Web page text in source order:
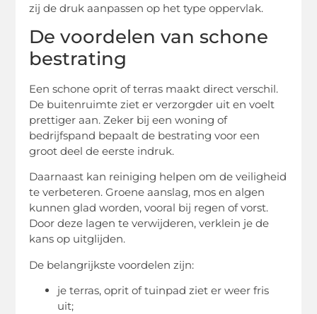
zij de druk aanpassen op het type oppervlak.
De voordelen van schone
bestrating
Een schone oprit of terras maakt direct verschil.
De buitenruimte ziet er verzorgder uit en voelt
prettiger aan. Zeker bij een woning of
bedrijfspand bepaalt de bestrating voor een
groot deel de eerste indruk.
Daarnaast kan reiniging helpen om de veiligheid
te verbeteren. Groene aanslag, mos en algen
kunnen glad worden, vooral bij regen of vorst.
Door deze lagen te verwijderen, verklein je de
kans op uitglijden.
De belangrijkste voordelen zijn:
je terras, oprit of tuinpad ziet er weer fris
uit;